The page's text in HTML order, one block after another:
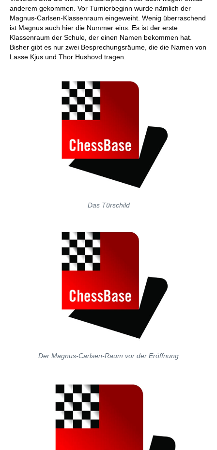
anderem gekommen. Vor Turnierbeginn wurde nämlich der
Magnus-Carlsen-Klassenraum eingeweiht. Wenig überraschend
ist Magnus auch hier die Nummer eins. Es ist der erste
Klassenraum der Schule, der einen Namen bekommen hat.
Bisher gibt es nur zwei Besprechungsräume, die die Namen von
Lasse Kjus und Thor Hushovd tragen.
Das Türschild
Der Magnus-Carlsen-Raum vor der Eröffnung